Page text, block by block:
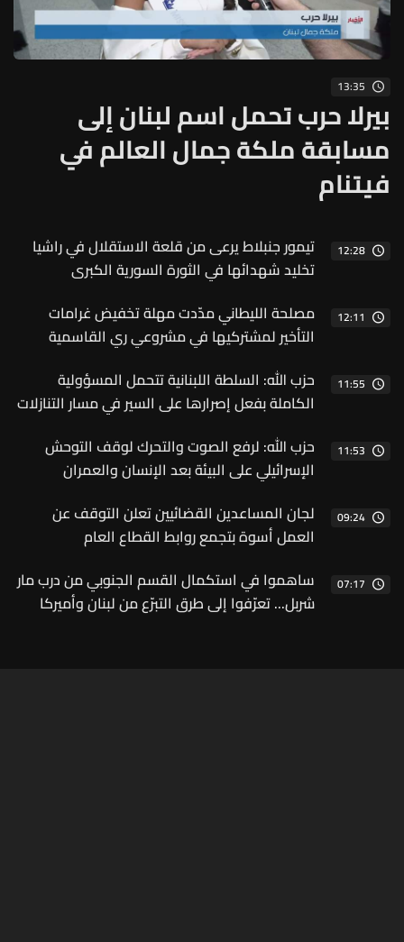
13:35
بيرلا حرب تحمل اسم لبنان إلى
مسابقة ملكة جمال العالم في
فيتنام
12:28
تيمور جنبلاط يرعى من قلعة الاستقلال في راشيا
تخليد شهدائها في الثورة السورية الكبرى
12:11
مصلحة الليطاني مدّدت مهلة تخفيض غرامات
التأخير لمشتركيها في مشروعي ري القاسمية
11:55
حزب الله: السلطة اللبنانية تتحمل المسؤولية
الكاملة بفعل إصرارها على السير في مسار التنازلات
11:53
حزب الله: لرفع الصوت والتحرك لوقف التوحش
الإسرائيلي على البيئة بعد الإنسان والعمران
09:24
لجان المساعدين القضائيين تعلن التوقف عن
العمل أسوة بتجمع روابط القطاع العام
07:17
ساهموا في استكمال القسم الجنوبي من درب مار
شربل... تعرّفوا إلى طرق التبرّع من لبنان وأميركا